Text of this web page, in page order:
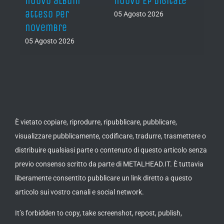
atteso per
novembre
05 Agosto 2026
05 Agosto 2026
È vietato copiare, riprodurre, ripubblicare, pubblicare,
visualizzare pubblicamente, codificare, tradurre, trasmettere o
distribuire qualsiasi parte o contenuto di questo articolo senza
previo consenso scritto da parte di METALHEAD.IT. È tuttavia
liberamente consentito pubblicare un link diretto a questo
articolo sui vostro canali e social network.
It’s forbidden to copy, take screenshot, repost, publish,